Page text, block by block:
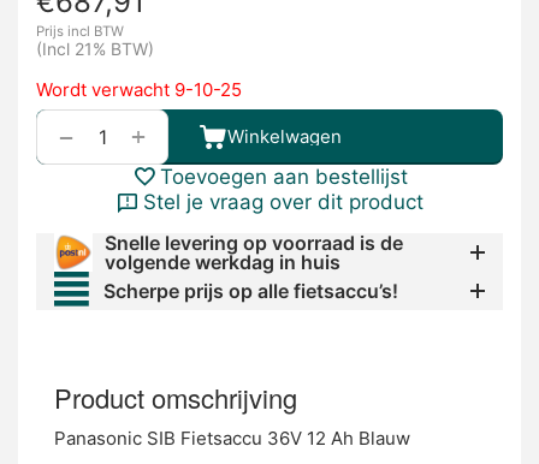
Prijs incl BTW
(Incl 21% BTW)
Wordt verwacht 9-10-25
+
− Winkelwagen
Toevoegen aan bestellijst
Stel je vraag over dit product
Snelle levering op voorraad is de
volgende werkdag in huis
Scherpe prijs op alle fietsaccu’s!
Product omschrijving
Panasonic SIB Fietsaccu 36V 12 Ah Blauw